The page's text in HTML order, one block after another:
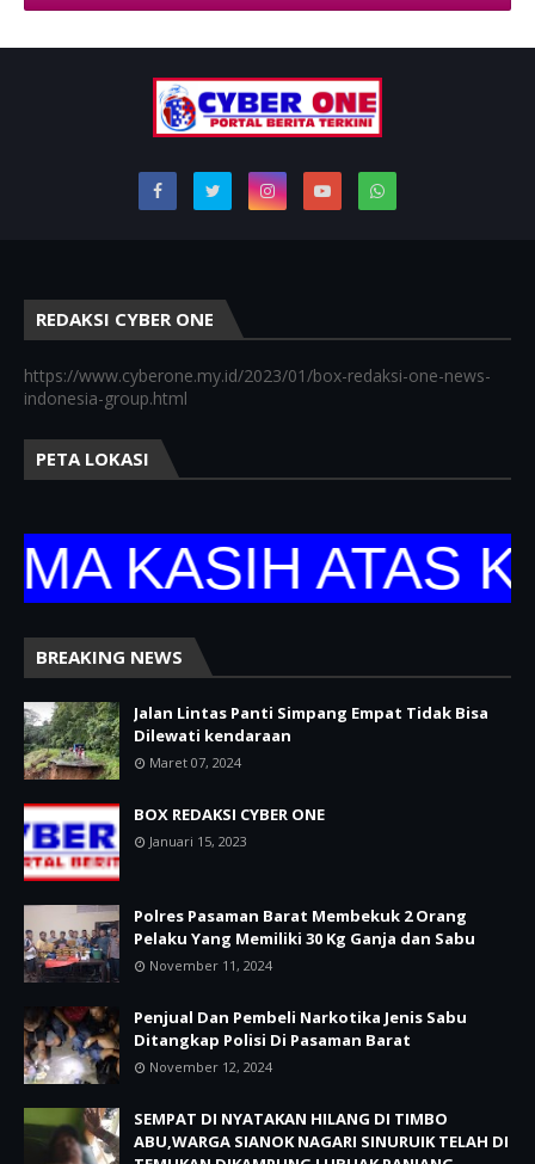
REDAKSI CYBER ONE
https://www.cyberone.my.id/2023/01/box-redaksi-one-news-
indonesia-group.html
PETA LOKASI
KASIH ATAS
BREAKING NEWS
Jalan Lintas Panti Simpang Empat Tidak Bisa
Dilewati kendaraan
Maret 07, 2024
BOX REDAKSI CYBER ONE
Januari 15, 2023
Polres Pasaman Barat Membekuk 2 Orang
Pelaku Yang Memiliki 30 Kg Ganja dan Sabu
November 11, 2024
Penjual Dan Pembeli Narkotika Jenis Sabu
Ditangkap Polisi Di Pasaman Barat
November 12, 2024
SEMPAT DI NYATAKAN HILANG DI TIMBO
ABU,WARGA SIANOK NAGARI SINURUIK TELAH DI